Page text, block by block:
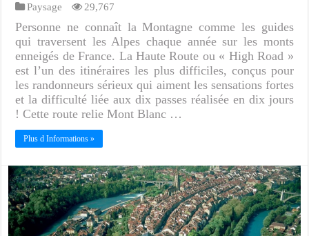
Paysage 29,767
Personne ne connaît la Montagne comme les guides
qui traversent les Alpes chaque année sur les monts
enneigés de France. La Haute Route ou « High Road »
est l’un des itinéraires les plus difficiles, conçus pour
les randonneurs sérieux qui aiment les sensations fortes
et la difficulté liée aux dix passes réalisée en dix jours
! Cette route relie Mont Blanc …
Plus d Informations »